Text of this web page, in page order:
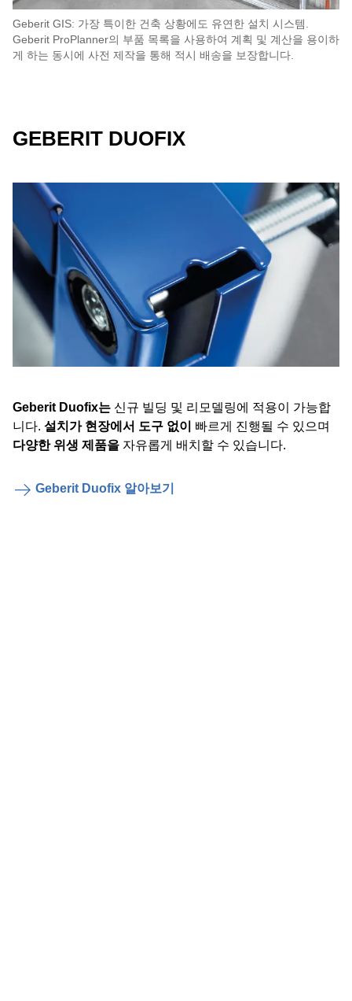
Geberit GIS: 가장 특이한 건축 상황에도 유연한 설치 시스템.
Geberit ProPlanner의 부품 목록을 사용하여 계획 및 계산을 용이하
게 하는 동시에 사전 제작을 통해 적시 배송을 보장합니다.
GEBERIT DUOFIX
Geberit Duofix는 신규 빌딩 및 리모델링에 적용이 가능합
니다. 설치가 현장에서 도구 없이
빠르게 진행될 수 있으며
다양한 위생 제품을 자유롭게 배치할 수 있습니다.
Geberit Duofix 알아보기